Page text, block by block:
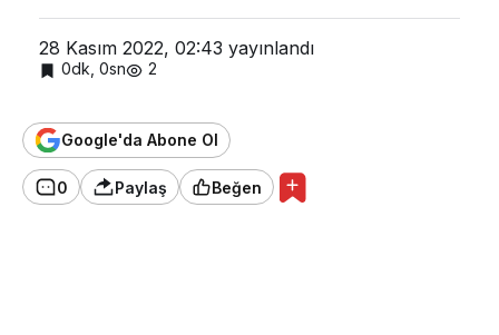
28 Kasım 2022, 02:43 yayınlandı
0dk, 0sn 2
Google'da Abone Ol
0 Paylaş Beğen